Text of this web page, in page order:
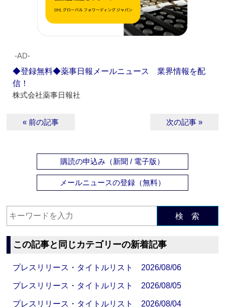
‐AD‐
◆登録無料◆薬事日報メールニュース 業界情報を配
信！
株式会社薬事日報社
« 前の記事 次の記事 »
購読の申込み（新聞 / 電子版）
メールニュースの登録（無料）
検 索
この記事と同じカテゴリーの新着記事
プレスリリース・タイトルリスト 2026/08/06
プレスリリース・タイトルリスト 2026/08/05
プレスリリース・タイトルリスト 2026/08/04